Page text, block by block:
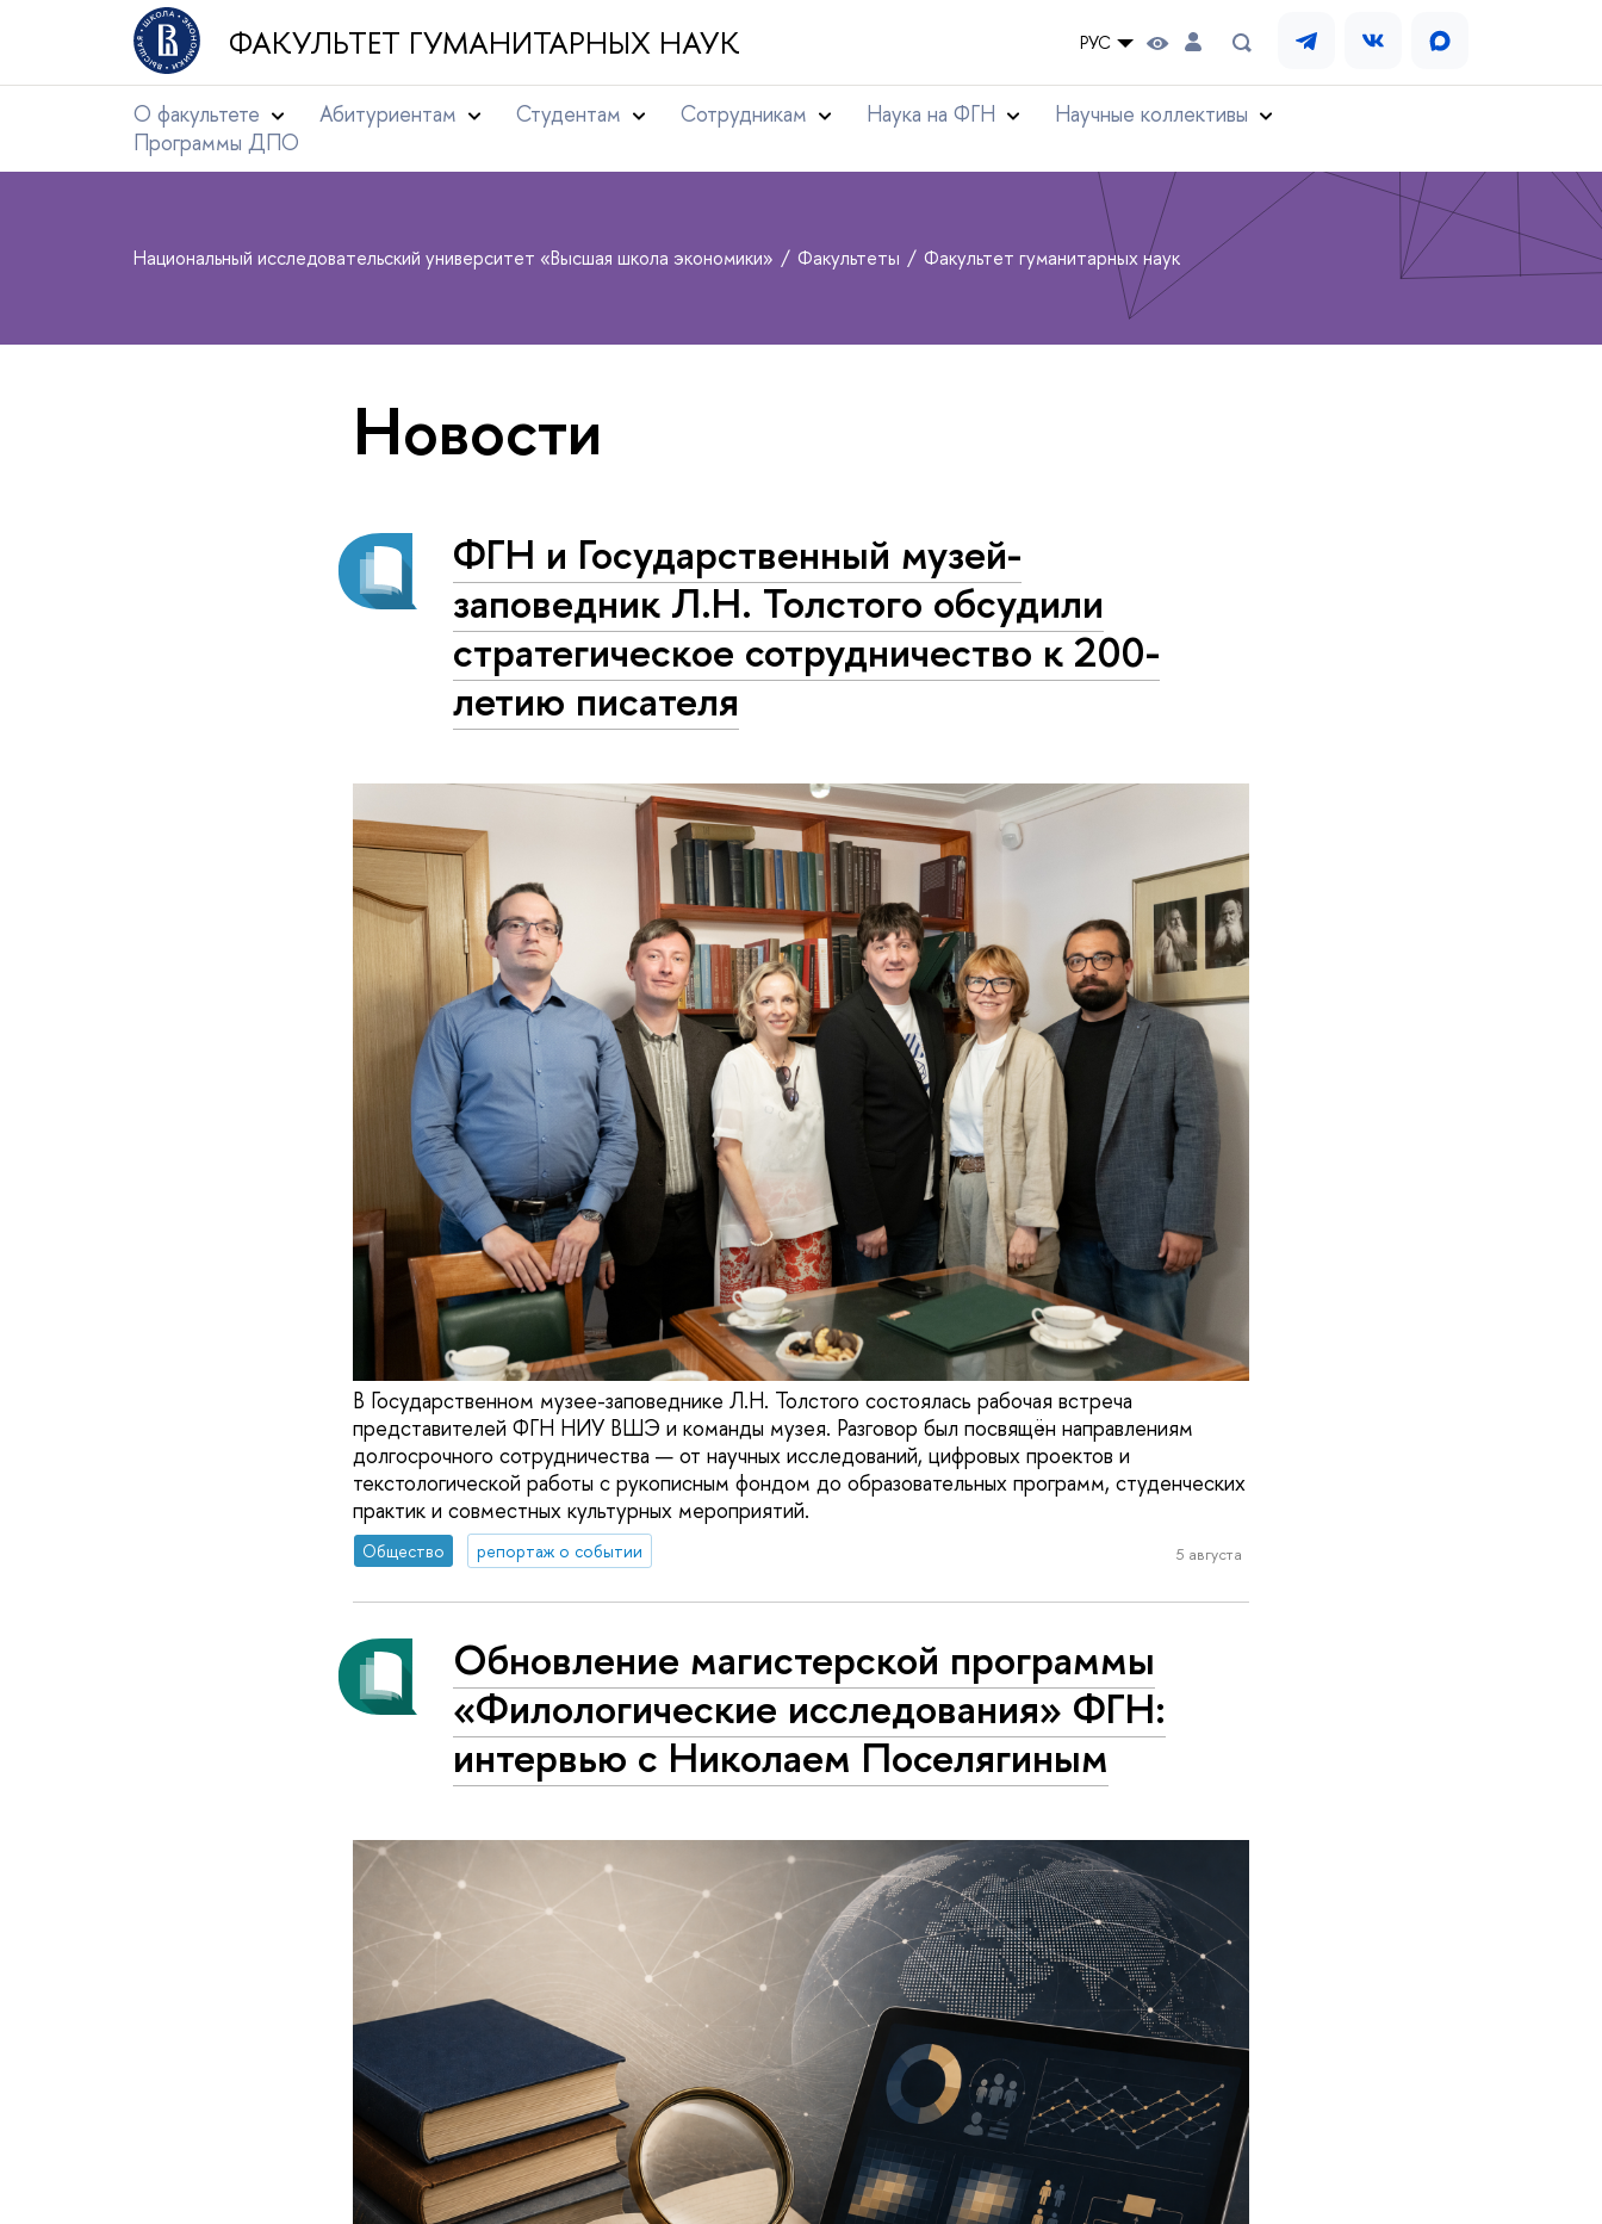
ФАКУЛЬТЕТ ГУМАНИТАРНЫХ НАУК РУС
О факультете Абитуриентам Студентам Сотрудникам Наука на ФГН
Научные коллективы
Программы ДПО
Национальный исследовательский университет «Высшая школа экономики» Факультеты Факультет гуманитарных наук
Новости
ФГН и Государственный музей-
заповедник Л.Н. Толстого обсудили
стратегическое сотрудничество к 200-
летию писателя
В Государственном музее-заповеднике Л.Н. Толстого состоялась рабочая встреча
представителей ФГН НИУ ВШЭ и команды музея. Разговор был посвящён направлениям
долгосрочного сотрудничества — от научных исследований, цифровых проектов и
текстологической работы с рукописным фондом до образовательных программ, студенческих
практик и совместных культурных мероприятий.
Общество репортаж о событии 5 августа
Обновление магистерской программы
«Филологические исследования» ФГН:
интервью с Николаем Поселягиным